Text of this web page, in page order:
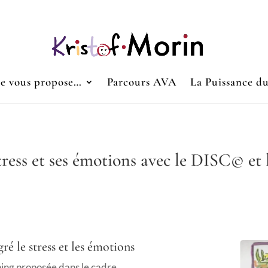
vous propose… Parcours AVA La Puissance
et ses émotions avec le DISC©
le stress et les émotions